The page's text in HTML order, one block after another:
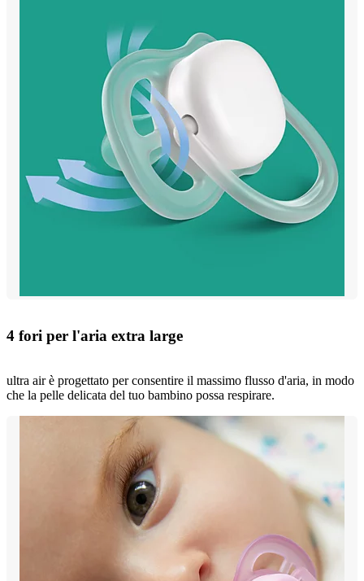
4 fori per l'aria extra large
ultra air è progettato per consentire il massimo flusso d'aria, in modo
che la pelle delicata del tuo bambino possa respirare.